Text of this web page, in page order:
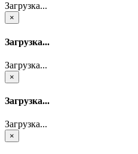
Загрузка...
×
Загрузка...
Загрузка...
×
Загрузка...
Загрузка...
×